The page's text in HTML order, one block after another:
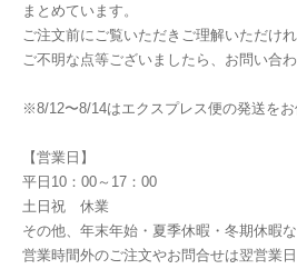
まとめています。
ご注文前にご覧いただきご理解いただけれ
ご不明な点等ございましたら、お問い合わ
※8/12〜8/14はエクスプレス便の発送をお
【営業日】
平日10：00～17：00
土日祝 休業
その他、年末年始・夏季休暇・冬期休暇
営業時間外のご注文やお問合せは翌営業